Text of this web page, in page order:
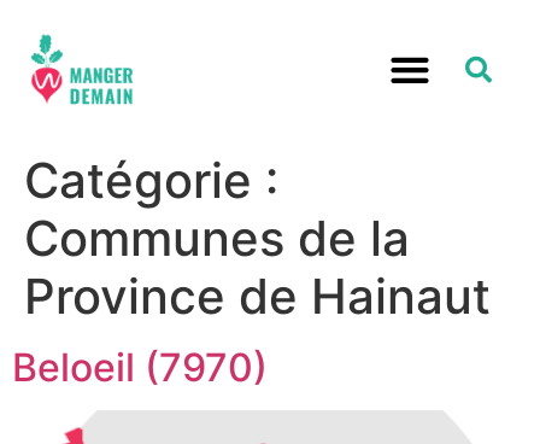
Catégorie :
Communes de la
Province de Hainaut
Beloeil (7970)